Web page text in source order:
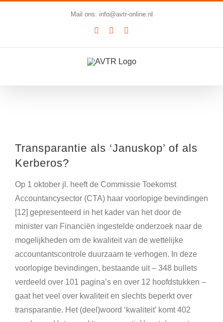
Mail ons: info@avtr-online.nl
YouTubeLinkedIn
grotere
afbeelding
Transparantie als ‘Januskop’ of als
Kerberos?
Op 1 oktober jl. heeft de Commissie Toekomst
Accountancysector (CTA) haar voorlopige bevindingen
[12] gepresenteerd in het kader van het door de
minister van Financiën ingestelde onderzoek naar de
mogelijkheden om de kwaliteit van de wettelijke
accountantscontrole duurzaam te verhogen. In deze
voorlopige bevindingen, bestaande uit – 348 bullets
verdeeld over 101 pagina’s en over 12 hoofdstukken –
gaat het veel over kwaliteit en slechts beperkt over
transparantie. Het (deel)woord ‘kwaliteit’ komt 402